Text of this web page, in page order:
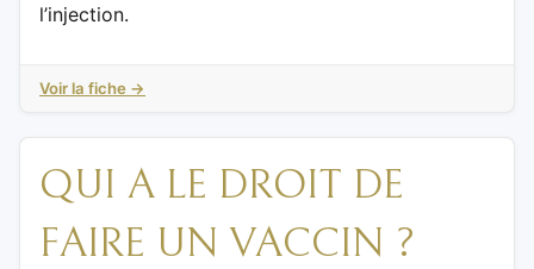
l’injection.
Voir la fiche →
QUI A LE DROIT DE
FAIRE UN VACCIN ?